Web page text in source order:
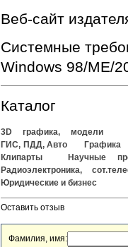
Веб-сайт
Системные
Windows 98/ME/
Каталог
3D графика, модели
ГИС, ПДД, Авто
Графика
Клипарты
Научные
Радиоэлектроника,
Юридические и бизнес
Оставить отзыв
Фамилия, имя: